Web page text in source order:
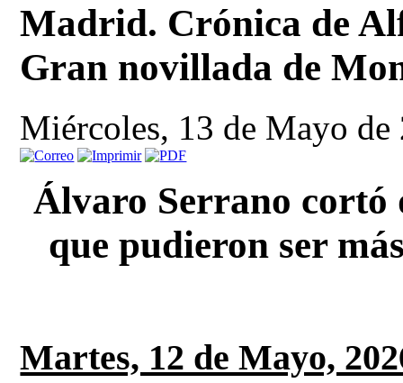
Madrid. Crónica de
Gran novillada de
Miércoles, 13 de Mayo de
Álvaro Serrano cortó
que pudieron ser
Martes, 12 de Mayo,